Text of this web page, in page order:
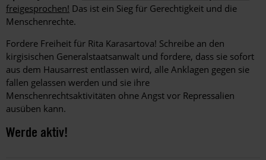
freigesprochen! Das ist ein Sieg für Gerechtigkeit und die
Menschenrechte.
Fordere Freiheit für Rita Karasartova! Schreibe an den
kirgisischen Generalstaatsanwalt und fordere, dass sie sofort
aus dem Hausarrest entlassen wird, alle Anklagen gegen sie
fallen gelassen werden und sie ihre
Menschenrechtsaktivitäten ohne Angst vor Repressalien
ausüben kann.
Werde aktiv!